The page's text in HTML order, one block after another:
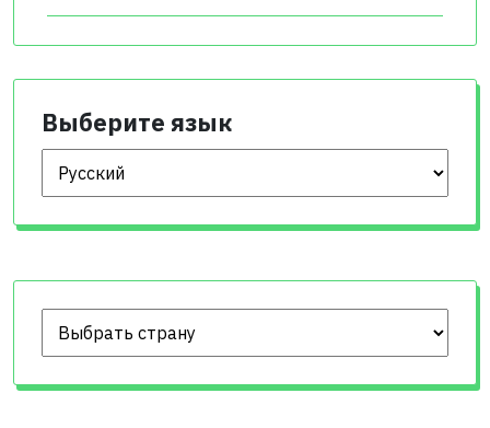
Выберите язык
Выберите язык